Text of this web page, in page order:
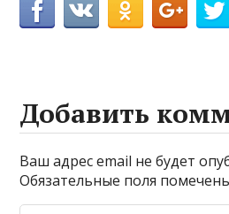
Добавить
Ваш адрес email не будет
Обязательные поля